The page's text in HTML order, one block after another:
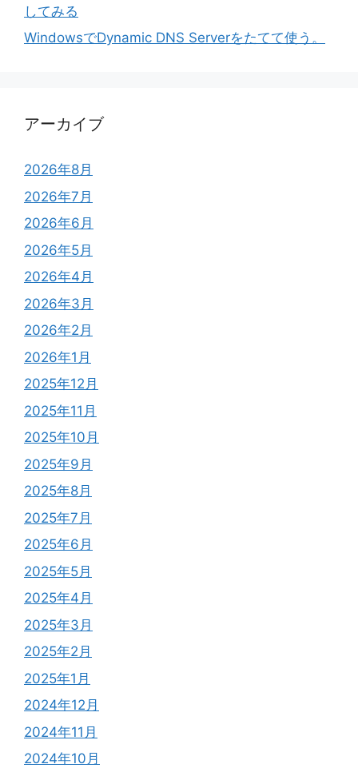
してみる
WindowsでDynamic DNS Serverをたてて使う。
アーカイブ
2026年8月
2026年7月
2026年6月
2026年5月
2026年4月
2026年3月
2026年2月
2026年1月
2025年12月
2025年11月
2025年10月
2025年9月
2025年8月
2025年7月
2025年6月
2025年5月
2025年4月
2025年3月
2025年2月
2025年1月
2024年12月
2024年11月
2024年10月